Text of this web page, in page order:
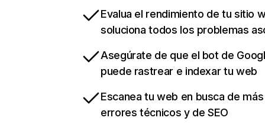
Evalua el rendimiento de tu sitio
soluciona todos los problemas
Asegúrate de que el bot de
puede rastrear e indexar tu web
Escanea tu web en busca de
errores técnicos y de SEO